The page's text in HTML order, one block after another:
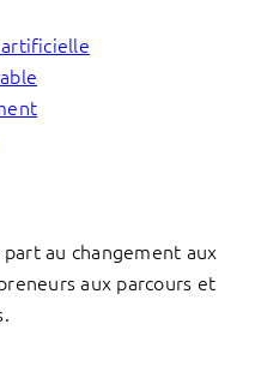
au changement aux
aux parcours et